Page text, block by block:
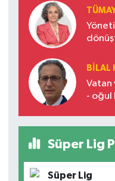
BILAL
Vatan
- oğul
Süper Lig
Süper Lig